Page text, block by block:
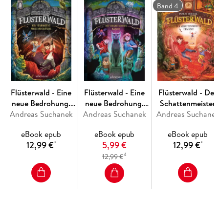
Spannende Wendungen, viel Witz und maximaler Lesespaß:
der mitreißende 4. Band der II. Staffel!
Flüsterwald - Eine
neue Bedrohung.
Der verborgene
(Flüsterwald, Staffel
II, Bd. 1)
Andreas Suchanek
eBook epub
12,99 €*
Flüsterwald - Eine
neue Bedrohung.
Die versteinerten
Staffel II, Bd. 2)
Andreas Suchanek
eBook epub
5,99 €
12,99 €4
Band 4
Flüsterwald - Der
Schattenmeister
erwacht
I, Bd. 4)
Andreas Suchanek
eBook epub
12,99 €*